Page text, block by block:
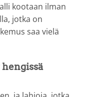
kootaan ilman
jotka on
saa vielä
hengissä